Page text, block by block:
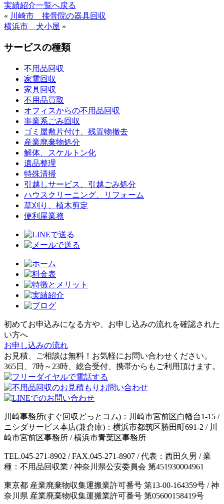
実績紹介一覧へ戻る
« 川崎市 接骨院の器具回収
横浜市 犬小屋 »
サービスの種類
不用品回収
家電回収
家具回収
不用品買取
オフィスからの不用品回収
事業系ごみ回収
ゴミ屋敷片付け、残置物撤去
産業廃棄物処分
解体、スケルトン化
遺品整理
特殊清掃
引越しサービス、引越ごみ処分
ハウスクリーニング、リフォーム
草刈り、植木剪定
便利屋業務
初めてお申込みになる方や、お申し込みの流れを確認された
い方へ
お申し込みの流れ
お見積、ご相談は無料！お気軽にお問い合わせください。
365日、7時～23時、総合受付、携帯からもご利用頂けます。
川崎事務所(すぐ回収どっとコム)：川崎市宮前区白幡台1-15 /
ニシダサービス本店(兼倉庫)：横浜市都筑区勝田町691-2 / 川
崎市宮前区事務所 / 横浜市青葉区事務所
TEL.045-271-8902 / FAX.045-271-8907 / 代表：西田久男 / 業
種：不用品回収業 / 神奈川県公安委員会 第451930004961
東京都 産業廃棄物収集運搬業許可番号 第13-00-164359号 / 神
奈川県 産業廃棄物収集運搬業許可番号 第05600158419号